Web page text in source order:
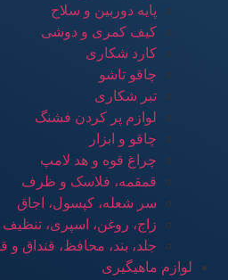
پایه دوربین و سلاح
کیف کمری و دوشی
کارد شکاری
چاقو تاشو
تبر شکاری
لوازم پر کردن فشنگ
چاقو و ابزار
چراغ قوه و هد لامپ
قمقمه، فلاسک و ظرف
سر شعله، کپسول، اجاق
زاج، روغن، اسپری، تنظیف
جلد، بند، محافظ، قنداق و
لوازم ماهیگیری